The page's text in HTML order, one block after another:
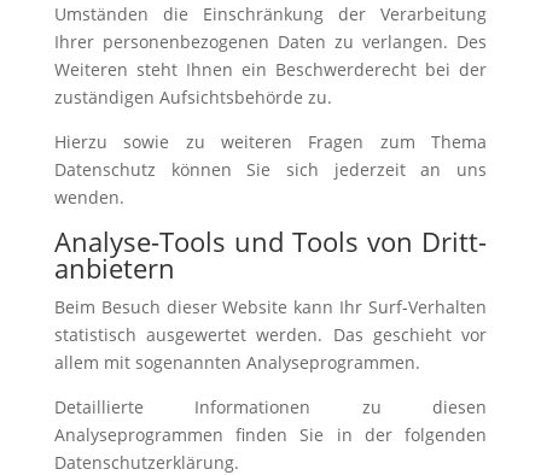
Umständen die Einschränkung der Verarbeitung
Ihrer personenbezogenen Daten zu verlangen. Des
Weiteren steht Ihnen ein Beschwerderecht bei der
zuständigen Aufsichtsbehörde zu.
Hierzu sowie zu weiteren Fragen zum Thema
Datenschutz können Sie sich jederzeit an uns
wenden.
Analyse-Tools und Tools von Dritt­
anbietern
Beim Besuch dieser Website kann Ihr Surf-Verhalten
statistisch ausgewertet werden. Das geschieht vor
allem mit sogenannten Analyseprogrammen.
Detaillierte Informationen zu diesen
Analyseprogrammen finden Sie in der folgenden
Datenschutzerklärung.